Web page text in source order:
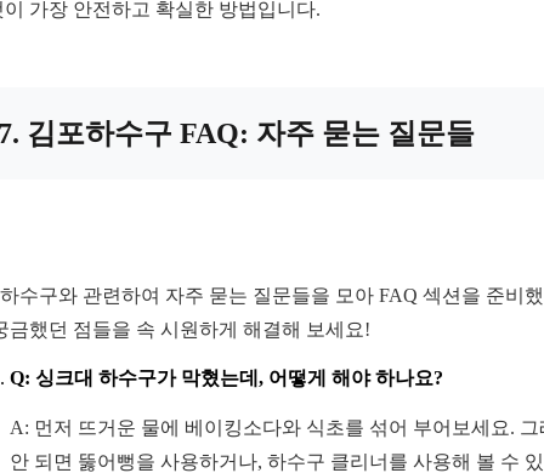
이 가장 안전하고 확실한 방법입니다.
김포하수구 FAQ: 자주 묻는 질문들
수구와 관련하여 자주 묻는 질문들을 모아 FAQ 섹션을 준비
금했던 점들을 속 시원하게 해결해 보세요!
Q: 싱크대 하수구가 막혔는데, 어떻게 해야 하나요?
A: 먼저 뜨거운 물에 베이킹소다와 식초를 섞어 부어보세요. 그
안 되면 뚫어뻥을 사용하거나, 하수구 클리너를 사용해 볼 수